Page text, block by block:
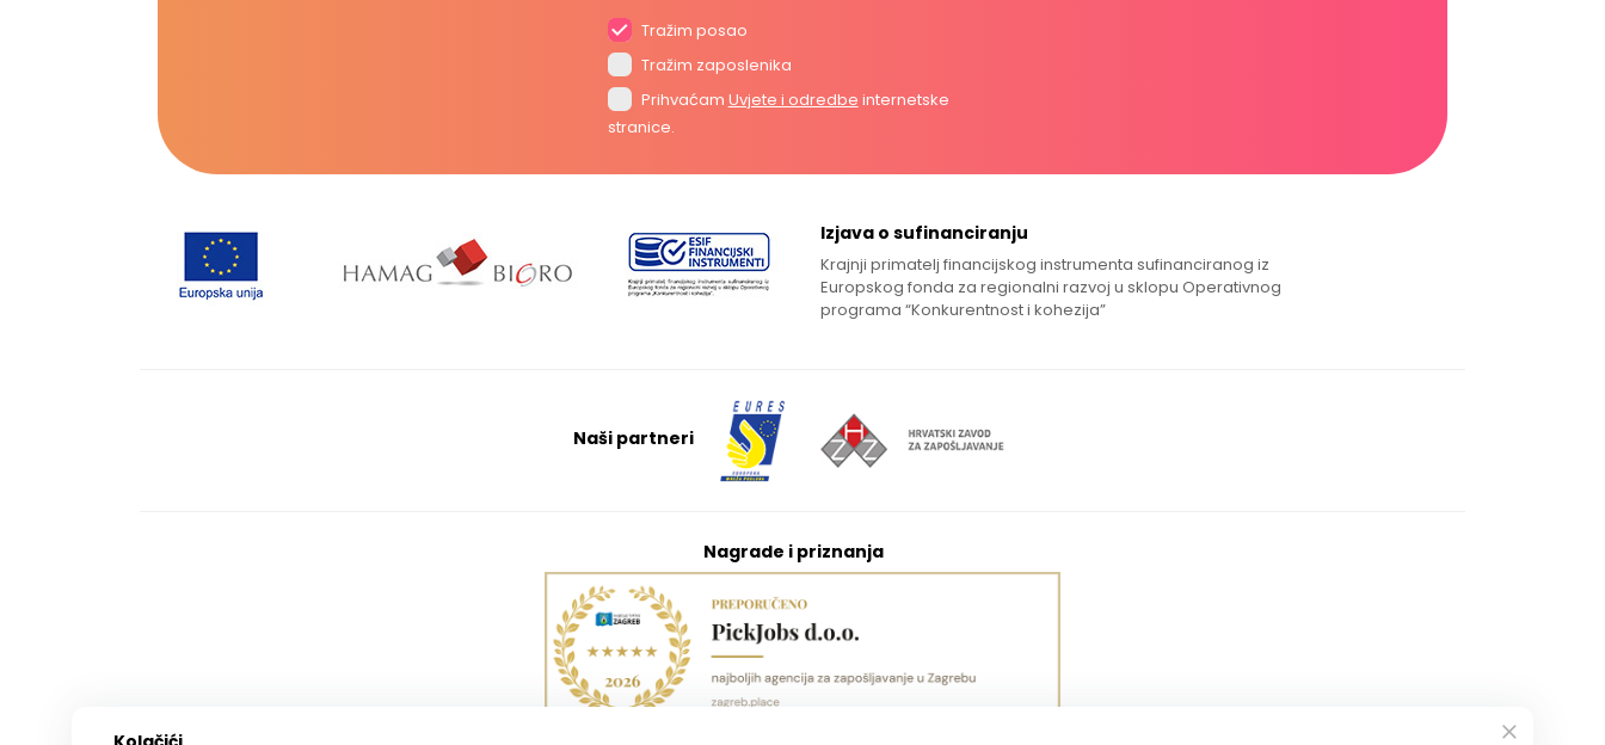
Tražim posao
Tražim zaposlenika
Prihvaćam Uvjete i odredbe internetske
stranice.
Izjava o sufinanciranju
Krajnji primatelj financijskog instrumenta sufinanciranog iz
Europskog fonda za regionalni razvoj u sklopu Operativnog
programa “Konkurentnost i kohezija”
Naši partneri
Nagrade i priznanja